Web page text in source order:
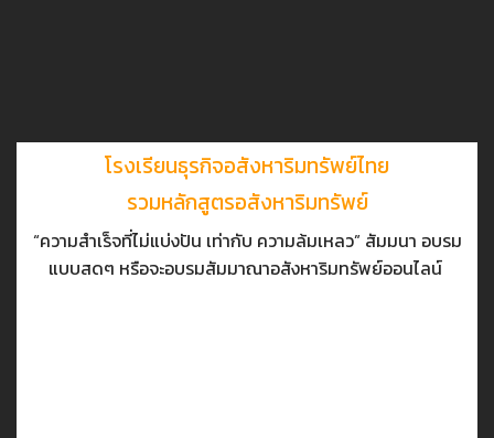
โรงเรียนธุรกิจอสังหาริมทรัพย์ไทย
รวมหลักสูตรอสังหาริมทรัพย์
“ความสำเร็จที่ไม่แบ่งปัน เท่ากับ ความล้มเหลว” สัมมนา อบรม
แบบสดๆ หรือจะอบรมสัมมาณาอสังหาริมทรัพย์ออนไลน์